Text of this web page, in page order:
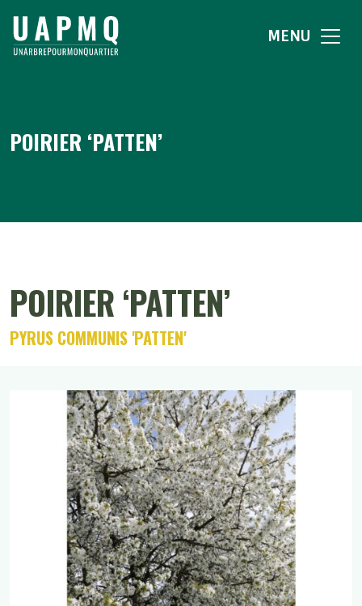
MENU
POIRIER ‘PATTEN’
POIRIER ‘PATTEN’
PYRUS COMMUNIS 'PATTEN'